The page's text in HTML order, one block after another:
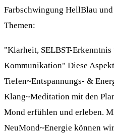
Farbschwingung HellBlau
Themen:
"Klarheit, SELBST-
Kommunikation" Diese
Tiefen~Entspannungs- &
Klang~Meditation mit den
Mond erfühlen und erleben.
NeuMond~Energie können